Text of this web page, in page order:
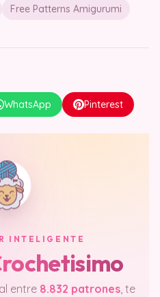
Free Patterns Amigurumi
WhatsApp Pinterest
INTELIGENTE
entre 8.832 patrones, te